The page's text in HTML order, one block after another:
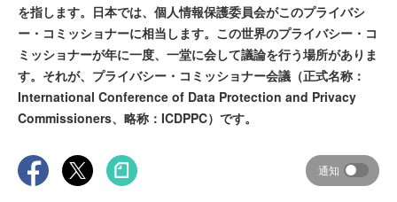
を指します。日本では、個人情報保護委員会がこのプライバシ
ー・コミッショナーに相当します。この世界のプライバシー・コ
ミッショナーが年に一度、一堂に会して議論を行う場所がありま
す。それが、プライバシー・コミッショナー会議（正式名称：
International Conference of Data Protection and Privacy
Commissioners、略称：ICDPPC）です。
通知